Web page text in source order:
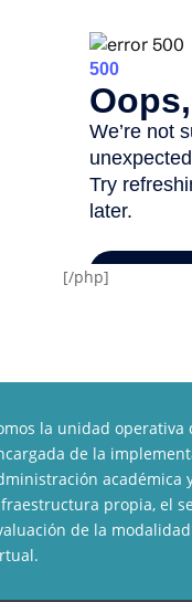
[/php]
la unidad operativa
de la
académica
propia, el
de la